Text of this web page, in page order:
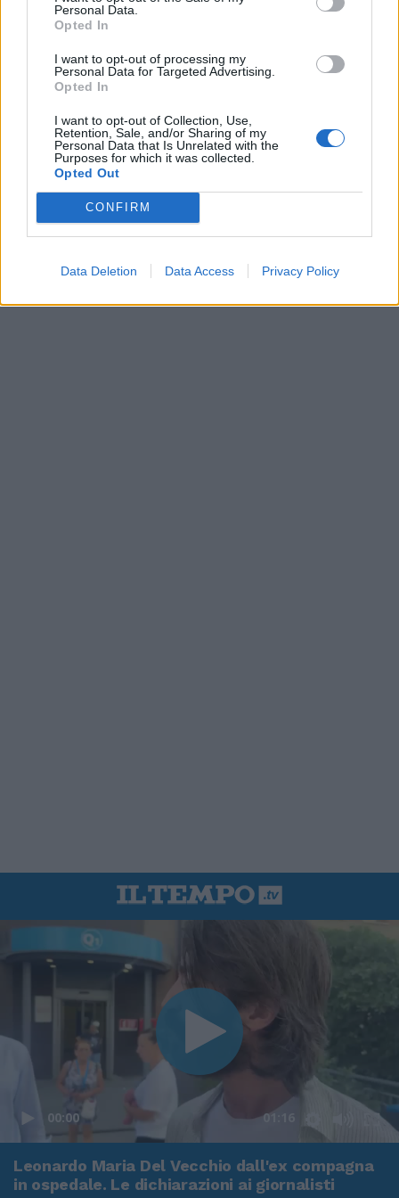
Personal Data.
Opted In
I want to opt-out of processing my
Personal Data for Targeted Advertising.
Opted In
I want to opt-out of Collection, Use,
Retention, Sale, and/or Sharing of my
Personal Data that Is Unrelated with the
Purposes for which it was collected.
Opted Out
CONFIRM
Data Deletion Data Access Privacy Policy
In evidenza
00:00 01:16
Leonardo Maria Del Vecchio dall'ex compagna
in ospedale. Le dichiarazioni ai giornalisti